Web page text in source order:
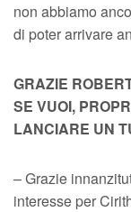
non abbiamo
di poter arrivare
GRAZIE
SE VUOI,
LANCIARE UN
– Grazie
interesse per